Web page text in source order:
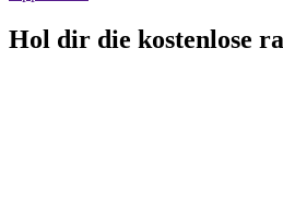
Hol dir die kostenlose